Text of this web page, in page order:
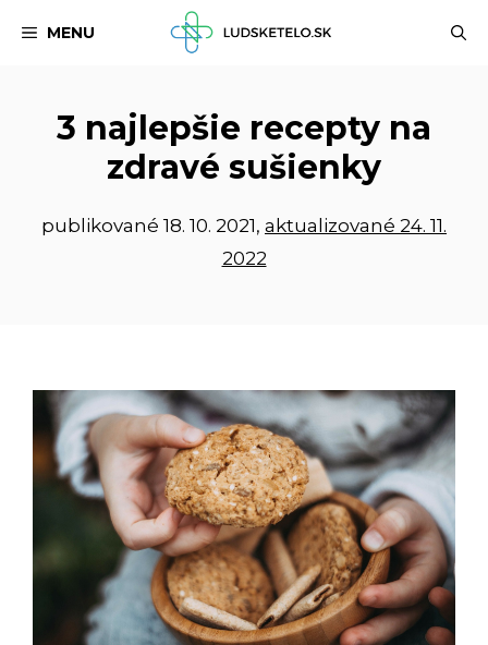
MENU
3 najlepšie recepty na
zdravé sušienky
publikované 18. 10. 2021, aktualizované 24. 11.
2022